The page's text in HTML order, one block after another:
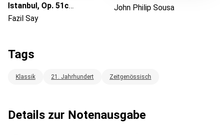
Istanbul, Op. 51c
(İstanbul'da Bir Kış
Fazil Say
John Philip Sousa
Tags
Klassik 21. Jahrhundert Zeitgenössisch
Details zur Notenausgabe